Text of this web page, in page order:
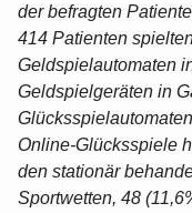
der befragten
414 Patienten
Geldspielautomaten
Geldspielgeräten in
Online-Glücksspiele
den stationär
Sportwetten, 48